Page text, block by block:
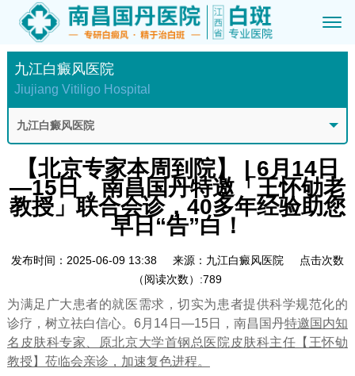
九江白癜风医院
Jiujiang Vitiligo Hospital
九江白癜风医院
【北京专家本周到院】 | 6月14日
—15日，南昌国丹特邀「王怀劬老
教授」联合会诊，40多年经验助您
早日“告”白！
发布时间：2025-06-09 13:38 来源：九江白癜风医院
点击次数
（阅读次数）:789
为满足广大患者的就医需求，切实为患者提供科学规范化的
诊疗，树立祛白信心。6月14日—15日，南昌国丹特邀国内知
名皮肤科专家、原北京大学首钢总医院皮肤科主任【王怀劬
教授】莅临会亲诊，加速复色进程。